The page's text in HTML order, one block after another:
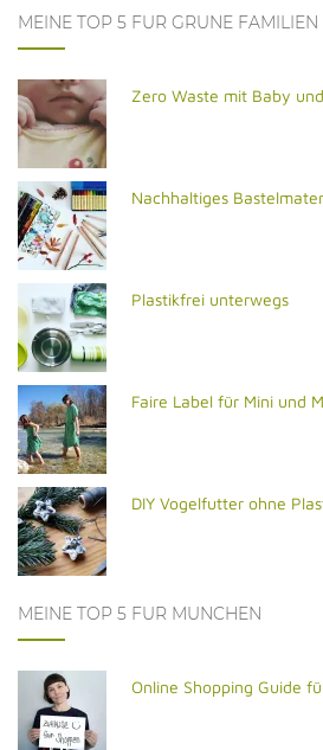
MEINE TOP 5 FÜR GRÜNE FAMILIEN
Zero Waste mit Baby
Nachhaltiges
Plastikfrei unterwegs
Faire Label für Mini und
DIY Vogelfutter ohne
MEINE TOP 5 FÜR MÜNCHEN
Online Shopping Guide